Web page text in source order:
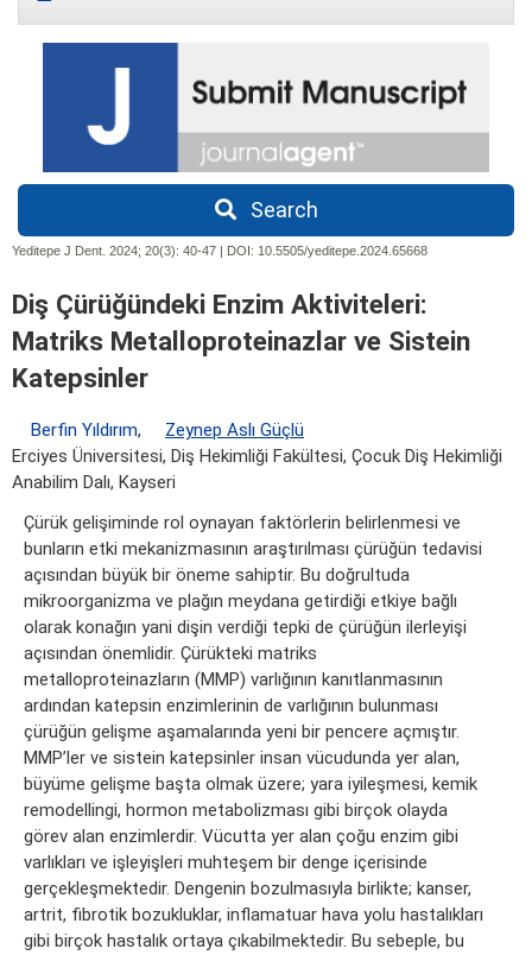
Search
Yeditepe J Dent. 2024; 20(3): 40-47 | DOI: 10.5505/yeditepe.2024.65668
Diş Çürüğündeki Enzim Aktiviteleri:
Matriks Metalloproteinazlar ve Sistein
Katepsinler
Berfin Yıldırım,
Zeynep Aslı Güçlü
Erciyes Üniversitesi, Diş Hekimliği Fakültesi, Çocuk Diş Hekimliği
Anabilim Dalı, Kayseri
Çürük gelişiminde rol oynayan faktörlerin belirlenmesi ve
bunların etki mekanizmasının araştırılması çürüğün tedavisi
açısından büyük bir öneme sahiptir. Bu doğrultuda
mikroorganizma ve plağın meydana getirdiği etkiye bağlı
olarak konağın yani dişin verdiği tepki de çürüğün ilerleyişi
açısından önemlidir. Çürükteki matriks
metalloproteinazların (MMP) varlığının kanıtlanmasının
ardından katepsin enzimlerinin de varlığının bulunması
çürüğün gelişme aşamalarında yeni bir pencere açmıştır.
MMP’ler ve sistein katepsinler insan vücudunda yer alan,
büyüme gelişme başta olmak üzere; yara iyileşmesi, kemik
remodellingi, hormon metabolizması gibi birçok olayda
görev alan enzimlerdir. Vücutta yer alan çoğu enzim gibi
varlıkları ve işleyişleri muhteşem bir denge içerisinde
gerçekleşmektedir. Dengenin bozulmasıyla birlikte; kanser,
artrit, fibrotik bozukluklar, inflamatuar hava yolu hastalıkları
gibi birçok hastalık ortaya çıkabilmektedir. Bu sebeple, bu